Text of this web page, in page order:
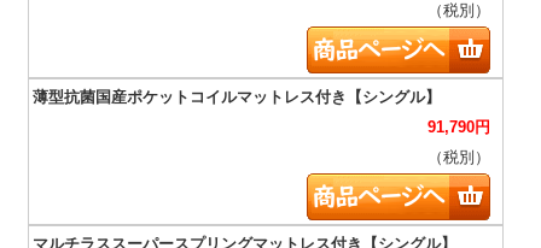
（税別）
91,790円
（税別）